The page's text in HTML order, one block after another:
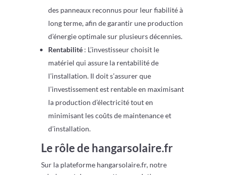
des panneaux reconnus pour leur fiabilité à
long terme, afin de garantir une production
d’énergie optimale sur plusieurs décennies.
Rentabilité: L’investisseur choisit le
matériel qui assure la rentabilité de
l’installation. Il doit s’assurer que
l’investissement est rentable en maximisant
la production d’électricité tout en
minimisant les coûts de maintenance et
d’installation.
Le rôle de hangarsolaire.fr
Sur la plateforme hangarsolaire.fr, notre